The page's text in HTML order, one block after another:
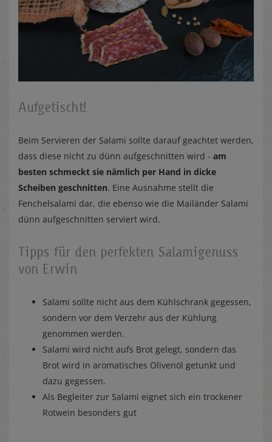
Aufgetischt!
Beim Servieren der Salami sollte darauf geachtet werden,
dass diese nicht zu dünn aufgeschnitten wird - am
besten schmeckt sie nämlich per Hand in dicke
Scheiben geschnitten. Eine Ausnahme stellt die
Fenchelsalami dar, die ebenso wie die Mailänder Salami
dünn aufgeschnitten serviert wird.
Tipps für den perfekten Salamigenuss
von Erwin
Salami sollte nicht aus dem Kühlschrank gegessen,
sondern vor dem Verzehr aus der Kühlung
genommen werden.
Salami wird nicht aufs Brot gelegt, sondern das
Brot wird in aromatisches Olivenöl getunkt und
dazu gegessen.
Als Begleiter zur Salami eignet sich ein trockener
Rotwein besonders gut